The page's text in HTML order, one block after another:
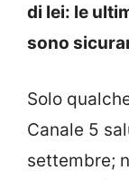
di lei: le
sono
Solo
Canale 5
settembre;